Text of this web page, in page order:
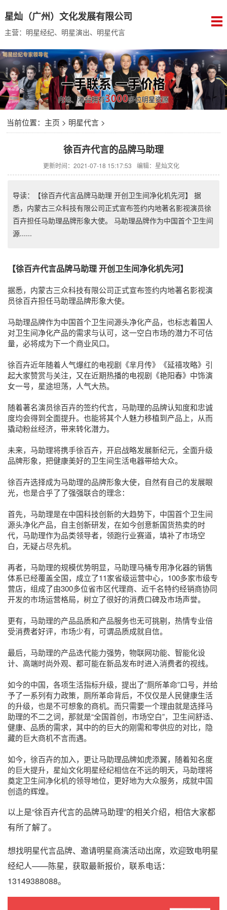
星灿（广州）文化发展有限公司
主营：明星经纪、明星演出、明星代言
当前位置： 主页 > 明星代言>
徐百卉代言的品牌马助理
更新时间：2021-07-18 15:17:53 编辑：星灿文化
导读：【徐百卉代言品牌马助理 开创卫生间净化机先河】 据
悉，内蒙古三众科技有限公司正式宣布签约内地著名影视演员徐
百卉担任马助理品牌形象大使。 马助理品牌作为中国首个卫生间
源......
【徐百卉代言品牌马助理 开创卫生间净化机先河】
据悉，内蒙古三众科技有限公司正式宣布签约内地著名影视演
员徐百卉担任马助理品牌形象大使。
马助理品牌作为中国首个卫生间源头净化产品，也标志着国人
对卫生间净化产品的需求与认可，这一空白市场的潜力不可估
量，必将成为下一个商业风口。
徐百卉近年随着人气爆红的电视剧《芈月传》《延禧攻略》引
起大家赞赏与关注，又在近期热播的电视剧《艳阳春》中饰演
女一号，星途坦荡，人气大热。
随着著名演员徐百卉的签约代言，马助理的品牌认知度和忠诚
度均会得到全面提升。也能将其个人魅力移植到产品上，从而
撬动粉丝经济，带来转化潜力。
未来，马助理将携手徐百卉，开启战略发展新纪元，全面升级
品牌形象，把健康美好的卫生间生活电器带给大众。
徐百卉选择成为马助理的品牌形象大使，自然有自己的发展眼
光，也是合乎了了强强联合的理念：
首先，马助理是在中国科技创新的大趋势下，中国首个卫生间
源头净化产品，自主创新研发，在如今创意新国货热卖的时
代，马助理作为品类领导者，领跑行业赛道，填补了市场空
白，无疑占尽先机。
再者，马助理的规模优势明显，马助理马桶专用净化器的销售
体系已经覆盖全国，成立了11家省级运营中心，100多家市级专
营店，组成了由300多位省市区代理商、近千名特约经销商协同
开发的市场运营格局，树立了很好的消费口碑及市场声誉。
更有，马助理的产品品质和产品服务也无可挑剔，热情专业倍
受消费者好评，市场少有，可谓品质成就自信。
最后，马助理的产品迭代能力强势，物联网功能、智能化设
计、高端时尚外观、都可能在新品发布时进入消费者的视线。
如今的中国，各项生活指标升级，提出了“厕所革命”口号，并给
予了一系列有力政策，厕所革命背后，不仅仅是人民健康生活
的升级，也是不可想象的商机。而只需要一个理由就是选择马
助理的不二之词，那就是“全国首创，市场空白”，卫生间舒适、
健康、品质的需求，其中的的巨大的刚需和零供应的对比，隐
藏的巨大商机不言而遇。
如今，徐百卉的加入，更让马助理品牌如虎添翼，随着知名度
的巨大提升，星灿文化明星经纪相信在不远的明天，马助理将
奠定卫生间净化机的领导地位，更好地为大众服务，成就中国
创造的辉煌。
以上是“徐百卉代言的品牌马助理”的相关介绍，相信大家都
有所了解了。
想找明星代言品牌、邀请明星商演活动出席，欢迎致电明星
经纪人——陈星，获取最新报价，联系电话：
13149388088。